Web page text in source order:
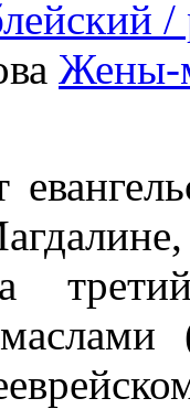
Жены-